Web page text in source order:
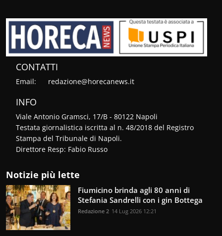
CONTATTI
Email: redazione@horecanews.it
INFO
Viale Antonio Gramsci, 17/B - 80122 Napoli
Testata giornalistica iscritta al n. 48/2018 del Registro
Stampa del Tribunale di Napoli.
Direttore Resp: Fabio Russo
Notizie più lette
Fiumicino brinda agli 80 anni di
Stefania Sandrelli con i gin Bottega
Redazione 2 14 Lug 2026 12:21